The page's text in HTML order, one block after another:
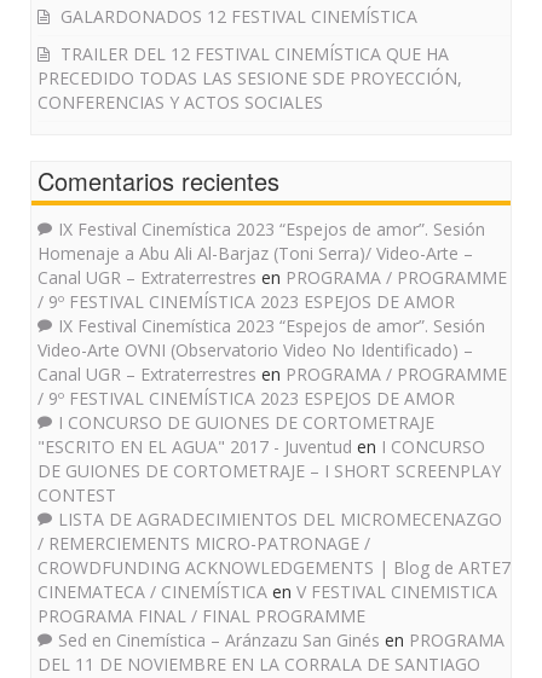
GALARDONADOS 12 FESTIVAL CINEMÍSTICA
TRAILER DEL 12 FESTIVAL CINEMÍSTICA QUE HA
PRECEDIDO TODAS LAS SESIONE SDE PROYECCIÓN,
CONFERENCIAS Y ACTOS SOCIALES
Comentarios recientes
IX Festival Cinemística 2023 “Espejos de amor”. Sesión
Homenaje a Abu Ali Al-Barjaz (Toni Serra)/ Video-Arte –
Canal UGR – Extraterrestres en PROGRAMA / PROGRAMME
/ 9º FESTIVAL CINEMÍSTICA 2023 ESPEJOS DE AMOR
IX Festival Cinemística 2023 “Espejos de amor”. Sesión
Video-Arte OVNI (Observatorio Video No Identificado) –
Canal UGR – Extraterrestres en PROGRAMA / PROGRAMME
/ 9º FESTIVAL CINEMÍSTICA 2023 ESPEJOS DE AMOR
I CONCURSO DE GUIONES DE CORTOMETRAJE
"ESCRITO EN EL AGUA" 2017 - Juventud en I CONCURSO
DE GUIONES DE CORTOMETRAJE – I SHORT SCREENPLAY
CONTEST
LISTA DE AGRADECIMIENTOS DEL MICROMECENAZGO
/ REMERCIEMENTS MICRO-PATRONAGE /
CROWDFUNDING ACKNOWLEDGEMENTS | Blog de ARTE7
CINEMATECA / CINEMÍSTICA en V FESTIVAL CINEMISTICA
PROGRAMA FINAL / FINAL PROGRAMME
Sed en Cinemística – Aránzazu San Ginés en PROGRAMA
DEL 11 DE NOVIEMBRE EN LA CORRALA DE SANTIAGO